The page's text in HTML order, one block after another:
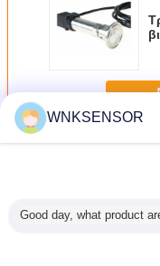
Περισσότεροι
WNKSENSOR
Good day, what product